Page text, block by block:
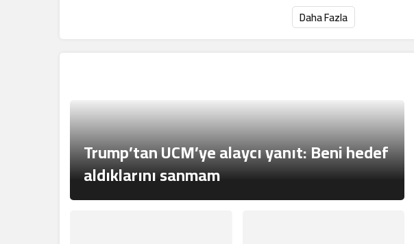
Daha Fazla
Trump’tan UCM’ye alaycı yanıt: Beni hedef
aldıklarını sanmam